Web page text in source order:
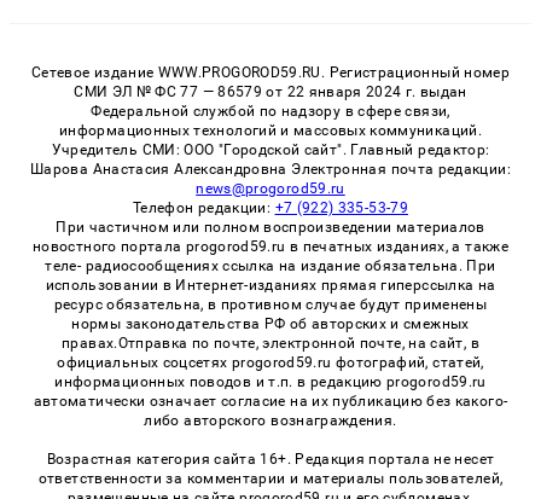
Сетевое издание WWW.PROGOROD59.RU. Регистрационный номер
СМИ ЭЛ № ФС 77 — 86579 от 22 января 2024 г. выдан
Федеральной службой по надзору в сфере связи,
информационных технологий и массовых коммуникаций.
Учредитель СМИ: ООО "Городской сайт". Главный редактор:
Шарова Анастасия Александровна Электронная почта редакции:
news@progorod59.ru
Телефон редакции: +7 (922) 335-53-79
При частичном или полном воспроизведении материалов
новостного портала progorod59.ru в печатных изданиях, а также
теле- радиосообщениях ссылка на издание обязательна. При
использовании в Интернет-изданиях прямая гиперссылка на
ресурс обязательна, в противном случае будут применены
нормы законодательства РФ об авторских и смежных
правах.Отправка по почте, электронной почте, на сайт, в
официальных соцсетях progorod59.ru фотографий, статей,
информационных поводов и т.п. в редакцию progorod59.ru
автоматически означает согласие на их публикацию без какого-
либо авторского вознаграждения.
Возрастная категория сайта 16+. Редакция портала не несет
ответственности за комментарии и материалы пользователей,